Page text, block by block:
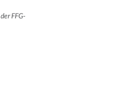
FFG-